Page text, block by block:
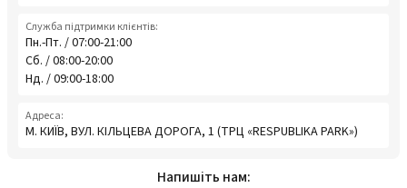
Служба підтримки клієнтів:
Пн.-Пт. / 07:00-21:00
Сб. / 08:00-20:00
Нд. / 09:00-18:00
Адреса:
М. КИЇВ, ВУЛ. КІЛЬЦЕВА ДОРОГА, 1 (ТРЦ «RESPUBLIKA PARK»)
Напишіть нам: